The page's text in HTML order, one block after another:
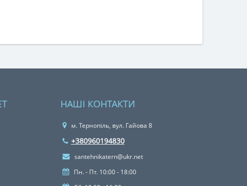
НАШІ КОНТАКТИ
м. Тернопіль, вул. Гайова 8
+380960194830
santehnikatern@ukr.net
Пн. - Пт. 10:00 - 18:00